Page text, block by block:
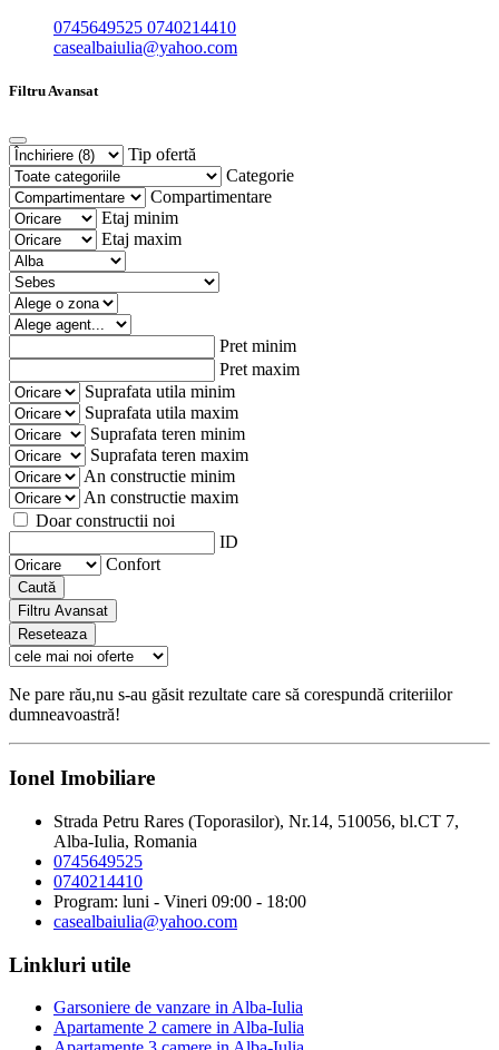
0745649525 0740214410
casealbaiulia@yahoo.com
Filtru Avansat
Tip ofertă
Categorie
Compartimentare
Etaj minim
Etaj maxim
Pret minim
Pret maxim
Suprafata utila minim
Suprafata utila maxim
Suprafata teren minim
Suprafata teren maxim
An constructie minim
An constructie maxim
Doar constructii noi
ID
Confort
Caută
Filtru Avansat
Reseteaza
Ne pare rău,nu s-au găsit rezultate care să corespundă criteriilor
dumneavoastră!
Ionel Imobiliare
Strada Petru Rares (Toporasilor), Nr.14, 510056, bl.CT 7,
Alba-Iulia, Romania
0745649525
0740214410
Program: luni - Vineri 09:00 - 18:00
casealbaiulia@yahoo.com
Linkluri utile
Garsoniere de vanzare in Alba-Iulia
Apartamente 2 camere in Alba-Iulia